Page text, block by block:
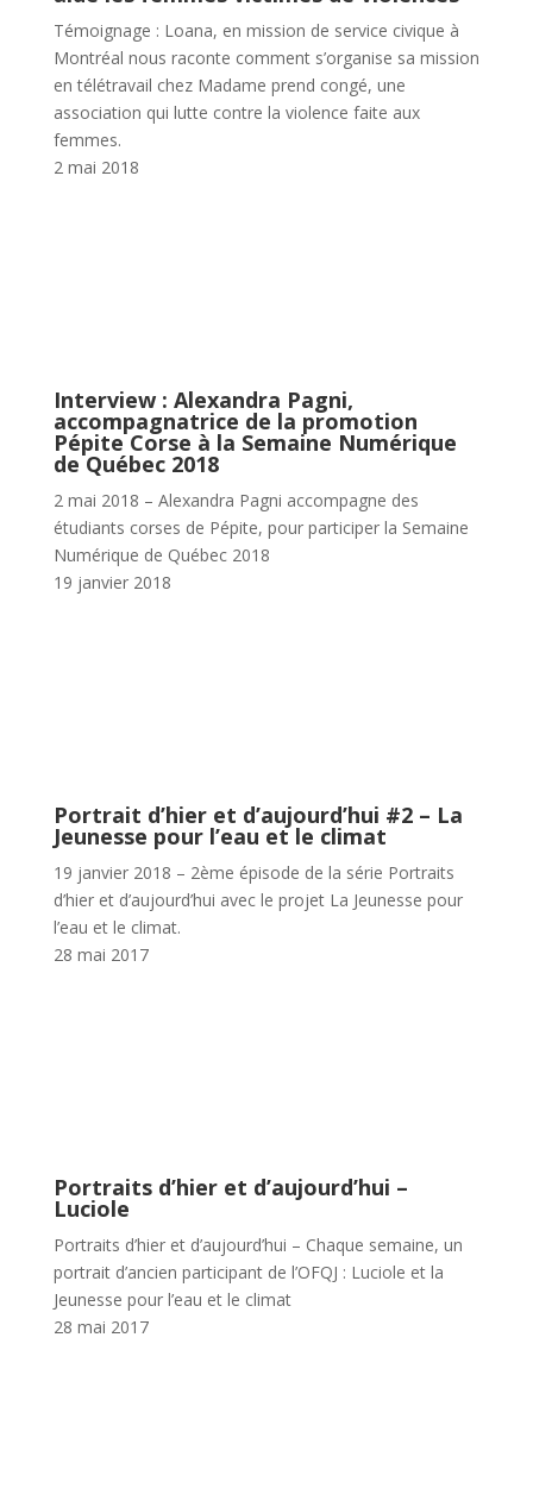
Témoignage : Loana, en mission de service civique à
Montréal nous raconte comment s’organise sa mission
en télétravail chez Madame prend congé, une
association qui lutte contre la violence faite aux
femmes.
2 mai 2018
Interview : Alexandra Pagni,
accompagnatrice de la promotion
Pépite Corse à la Semaine Numérique
de Québec 2018
2 mai 2018 – Alexandra Pagni accompagne des
étudiants corses de Pépite, pour participer la Semaine
Numérique de Québec 2018
19 janvier 2018
Portrait d’hier et d’aujourd’hui #2 – La
Jeunesse pour l’eau et le climat
19 janvier 2018 – 2ème épisode de la série Portraits
d’hier et d’aujourd’hui avec le projet La Jeunesse pour
l’eau et le climat.
28 mai 2017
Portraits d’hier et d’aujourd’hui –
Luciole
Portraits d’hier et d’aujourd’hui – Chaque semaine, un
portrait d’ancien participant de l’OFQJ : Luciole et la
Jeunesse pour l’eau et le climat
28 mai 2017